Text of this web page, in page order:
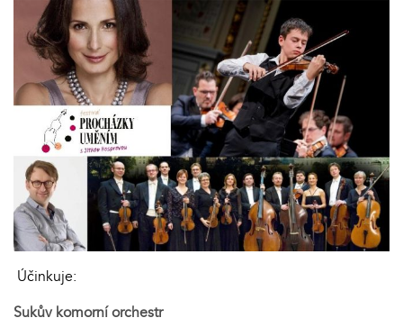
Účinkuje:
Sukův komorní orchestr